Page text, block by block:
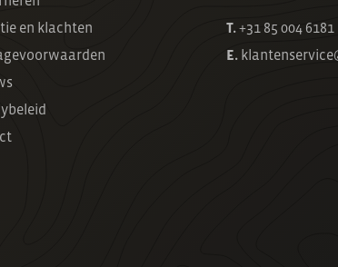
en klachten
T.+31 85 004 6181
E.